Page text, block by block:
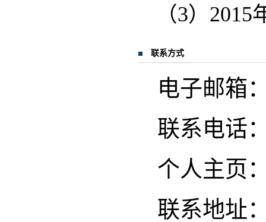
（3）
联系方式
电子邮箱
联系电话
个人主页
联系地址